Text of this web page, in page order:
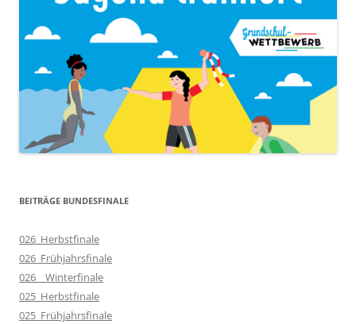
BEITRÄGE BUNDESFINALE
026_Herbstfinale
026_Frühjahrsfinale
026__Winterfinale
025_Herbstfinale
025_Frühjahrsfinale